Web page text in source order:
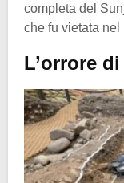
completa del
che fu vietata nel
L’orrore